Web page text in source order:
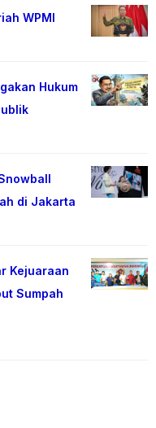
WPMI
Hukum
di Jakarta
Kejuaraan
Sumpah